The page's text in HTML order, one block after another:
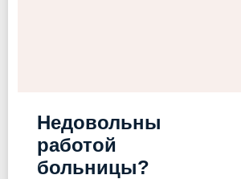
Недовольны
работой
больницы?